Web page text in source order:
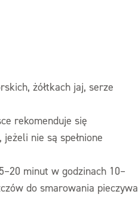
żółtkach jaj, serze
rekomenduje się
nie są spełnione
minut w godzinach 10–
do smarowania pieczywa